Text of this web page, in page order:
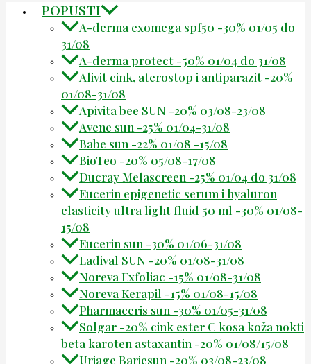
POPUSTI
A-derma exomega spf50 -30% 01/05 do
31/08
A-derma protect -50% 01/04 do 31/08
Alivit cink, aterostop i antiparazit -20%
01/08-31/08
Apivita bee SUN -20% 03/08-23/08
Avene sun -25% 01/04-31/08
Babe sun -22% 01/08 -15/08
BioTeo -20% 05/08-17/08
Ducray Melascreen -25% 01/04 do 31/08
Eucerin epigenetic serum i hyaluron
elasticity ultra light fluid 50 ml -30% 01/08-
15/08
Eucerin sun -30% 01/06-31/08
Ladival SUN -20% 01/08-31/08
Noreva Exfoliac -15% 01/08-31/08
Noreva Kerapil -15% 01/08-15/08
Pharmaceris sun -30% 01/05-31/08
Solgar -20% cink ester C kosa koža nokti
beta karoten astaxantin -20% 01/08/15/08
Uriage Bariesun -20% 03/08-23/08